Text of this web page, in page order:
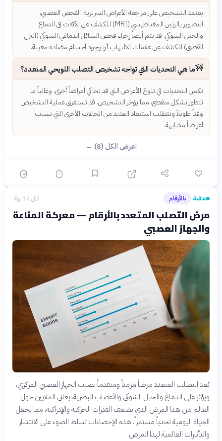
يعتمد التشخيص على مراجعة الأعراض السريرية، الفحص العصبي،
التصوير بالرنين المغناطيسي (MRI) للكشف عن الآفات في الدماغ
والحبل الشوكي. قد يتم أيضاً إجراء فحص السائل الدماغي الشوكي (البزل
القطني) للكشف عن علامات الالتهاب أو وجود أجسام مضادة معينة.
🚧ما هي التحديات التي تواجه تشخيص التصلب اللويحي المتعدد؟
تكمن التحديات في تنوع الأعراض التي قد تحاكي أمراضاً أخرى، وغالباً ما
تتطور بشكل متقطع، مما يؤخر التشخيص. قد تستغرق عملية التشخيص
وقتاً طويلاً وتتطلب استبعاد العديد من الحالات الأخرى التي تسبب
أعراضاً مشابهة.
اعرض الكل (8) ←
عافية› بالأرقام قبل 12 يومًا
مرض التصلب المتعدد بالأرقام — معركة المناعة
والجهاز العصبي
يُعد التصلب المتعدد مرضاً مزمناً ومتقدماً يصيب الجهاز العصبي المركزي،
ويؤثر على الدماغ والحبل الشوكي والأعصاب البصرية. يعاني الملايين حول
العالم من هذا المرض الذي يضعف القدرات الحركية والإدراكية، مما يجعل
الحياة اليومية تحدياً مستمراً. هذه الإحصاءات تسلط الضوء على الانتشار
والتأثيرات العالمية لهذا المرض.